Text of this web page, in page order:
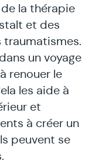
la thérapie
et des
traumatismes.
un voyage
renouer le
les aide à
et
à créer un
peuvent se